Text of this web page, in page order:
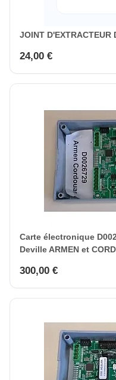
JOINT D'EXTRACTEUR
24,00 €
Carte électronique
Deville ARMEN et
300,00 €